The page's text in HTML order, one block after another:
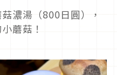
濃湯（800日圓），
蘑菇！